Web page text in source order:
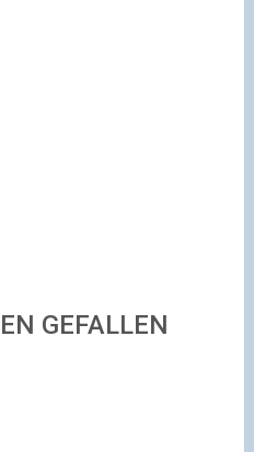
GEFALLEN